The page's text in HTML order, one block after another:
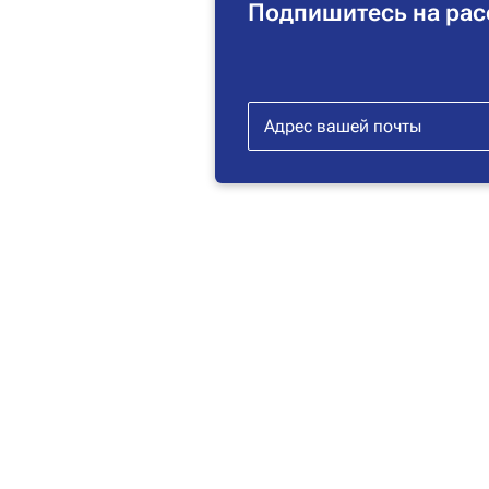
Подпишитесь на